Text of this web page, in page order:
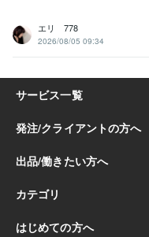
エリ 778
2026/08/05 09:34